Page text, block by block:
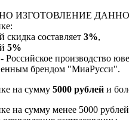
ИЗГОТОВЛЕНИЕ
скидка составляет 3%,
5%
Российское производство
брендом "МиаРусси".
на сумму 5000 рублей и
на сумму менее 5000